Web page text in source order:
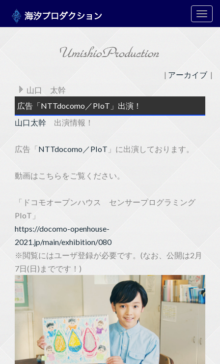
メ
ニ
| アーカイブ |
山口 太幹
広告「NTTdocomo／PIoT」出演！
山口太幹 出演情報！
広告「NTTdocomo／PIoT 」に出演しております。
動画はこちらをご覧ください。
「ドコモオープンハウス センサープログラミング
PIoT」
https://docomo-openhouse-
2021.jp/main/exhibition/080
※閲覧にはユーザ登録が必要です。(なお、公開は2月
7日(日)までです！)